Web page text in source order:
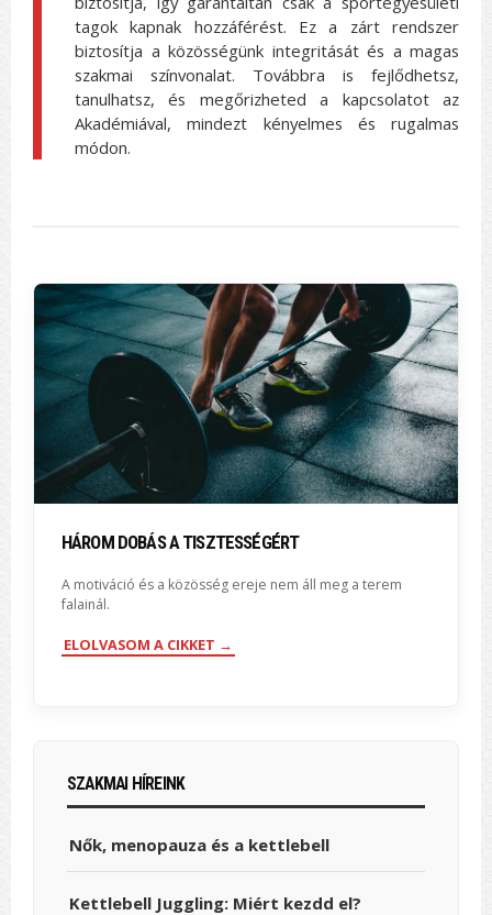
tagok kapnak hozzáférést. Ez a zárt rendszer
biztosítja a közösségünk integritását és a magas
szakmai színvonalat. Továbbra is fejlődhetsz,
tanulhatsz, és megőrizheted a kapcsolatot az
Akadémiával, mindezt kényelmes és rugalmas
módon.
HÁROM DOBÁS A TISZTESSÉGÉRT
A motiváció és a közösség ereje nem áll meg a terem
falainál.
ELOLVASOM A CIKKET →
SZAKMAI HÍREINK
Nők, menopauza és a kettlebell
Kettlebell Juggling: Miért kezdd el?